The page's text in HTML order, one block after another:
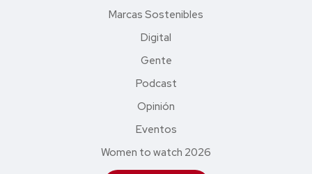
Marcas Sostenibles
Digital
Gente
Podcast
Opinión
Eventos
Women to watch 2026